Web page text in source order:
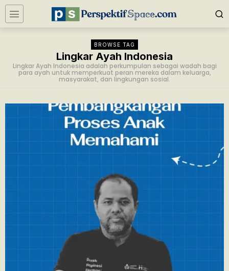
BROWSE TAG
Lingkar Ayah Indonesia
Lingkar Ayah Indonesia adalah perkumpulan sebagai wadah bagi
para ayah untuk memperkuat peran mereka dalam keluarga,
masyarakat, dan lingkungan sosial.